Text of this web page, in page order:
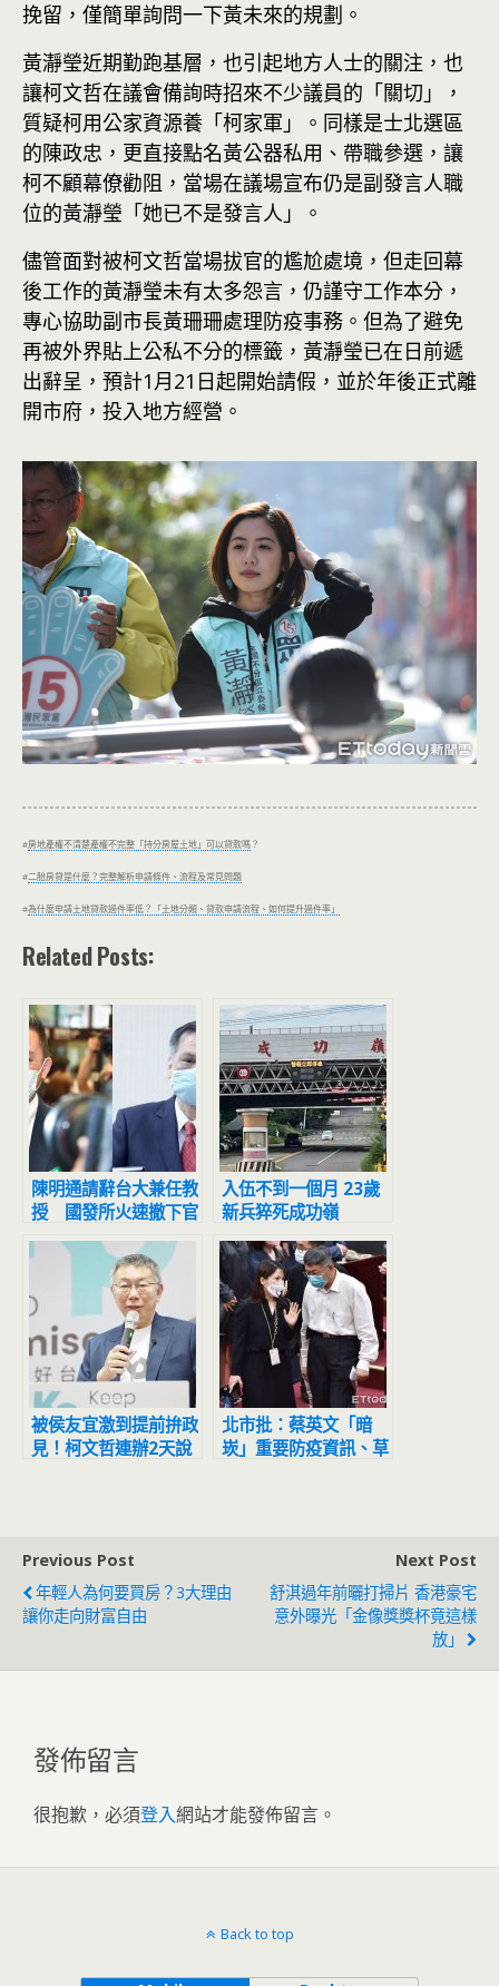
挽留，僅簡單詢問一下黃未來的規劃。
黃瀞瑩近期勤跑基層，也引起地方人士的關注，也
讓柯文哲在議會備詢時招來不少議員的「關切」，
質疑柯用公家資源養「柯家軍」。同樣是士北選區
的陳政忠，更直接點名黃公器私用、帶職參選，讓
柯不顧幕僚勸阻，當場在議場宣布仍是副發言人職
位的黃瀞瑩「她已不是發言人」。
儘管面對被柯文哲當場拔官的尷尬處境，但走回幕
後工作的黃瀞瑩未有太多怨言，仍謹守工作本分，
專心協助副市長黃珊珊處理防疫事務。但為了避免
再被外界貼上公私不分的標籤，黃瀞瑩已在日前遞
出辭呈，預計1月21日起開始請假，並於年後正式離
開市府，投入地方經營。
#房地產權不清楚產權不完整「持分房屋土地」可以貸款嗎？
#二胎房貸是什麼？完整解析申請條件、流程及常見問題
#為什麼申請土地貸款過件率低？「土地分類、貸款申請流程、如何提升過件率」
Related Posts:
陳明通請辭台大兼任教
授 國發所火速撤下官
網資料
入伍不到一個月 23歲
新兵猝死成功嶺
被侯友宜激到提前拚政
見！柯文哲連辦2天說
北市批：蔡英文「暗
崁」重要防疫資訊、草
Previous Post
年輕人為何要買房？3大理由
讓你走向財富自由
Next Post
舒淇過年前曬打掃片 香港豪宅
意外曝光「金像獎獎杯竟這樣
放」
發佈留言
很抱歉，必須登入網站才能發佈留言。
Back to top